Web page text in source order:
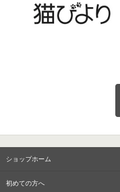
ショップホーム
初めての方へ